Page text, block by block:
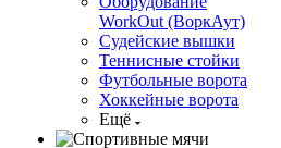
WorkOut (ВоркАут)
Судейские вышки
Теннисные стойки
Футбольные ворота
Хоккейные ворота
Ещё